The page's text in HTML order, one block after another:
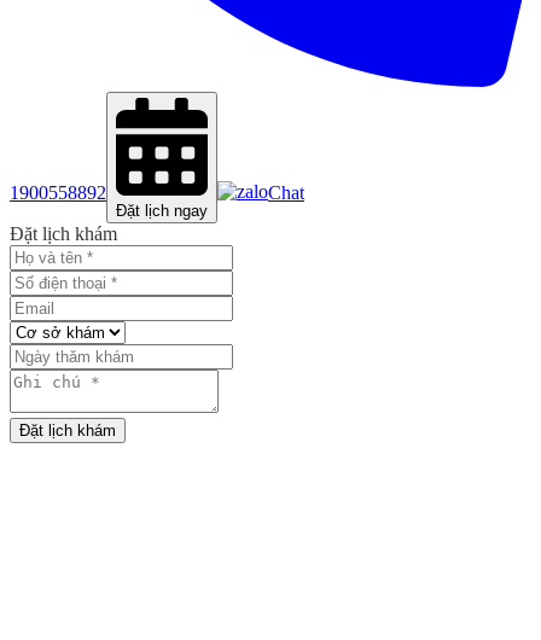
1900558892
Đặt lịch ngay
Chat
Đặt lịch khám
Đặt lịch khám